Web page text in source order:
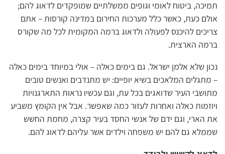
תמיכה, ביטוח לאומי וגופים ממשלתיים שמופקדים לדאוג להם;
אולם כעת, כאשר כלל מערכות החירום במדינה קורסות – אתם
צריכים להיכנס לפעולה ולדאוג ברמה המקומית לכל מה שקורס
ברמה הארצית.
נכון שלא אלמן ישראל. גם בימים כאלה – אולי במיוחד בימים כאלה
– מתגלים המלאכים בשיא יופיים: יש מתנדבים ואנשים טובים
מתושבי העיר שדואגים בכל עת, וגם עכשיו נראות התארגנויות
ויוזמות כאלה ואחרות לעזור כמה שאפשר. אבל אין הקומץ משביע
את הארי, וגם ידם של אנשי החסד בעיר קצרה, מחמת החשש
שממלא גם להם יש משפחה וילדים אשר עליהם לדאוג להם.